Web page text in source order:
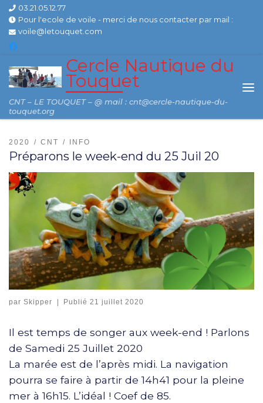
Skip to content
03.21.05.12.77
Pour l'ecole de voile - merci de nous contacter par mail :
voile@letouquet.com
Cercle Nautique du
Touquet
CNT – LE TOUQUET – @ mail : cnt@cercle-nautique-du-
touquet.org
2020 CNT INFO
Préparons le week-end du 25 Juil 20
par Skipper Publié21 juillet 2020
Il est temps de songer aux week-end ! Parlons
de Samedi 25 Juillet 2020
La marée est de l’après midi. La navigation
pourra se faire à partir de 14h41 pour la pleine
mer à 16h15. L’idéal ! Coef de 85.